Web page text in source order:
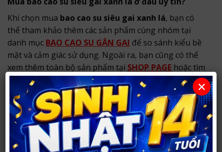
Khi chọn mua bao cao su siêu gai xanh lá, bạn có
thể tham khảo thêm các sản phẩm cùng nhóm tại
danh mục BAO CAO SU GÂN GAI để so sánh kiểu bề
mặt và cảm giác sử dụng. Ngoài ra, bạn cũng có thể
xem thêm toàn bộ sản phẩm tại SHOP PAGE hoặc tìm
thêm bài viết liên quan tạiBLOG.
Câu hỏi thường gặp
Bao cao su siêu gai xanh lá có mấy chiếc một
hộp?
×